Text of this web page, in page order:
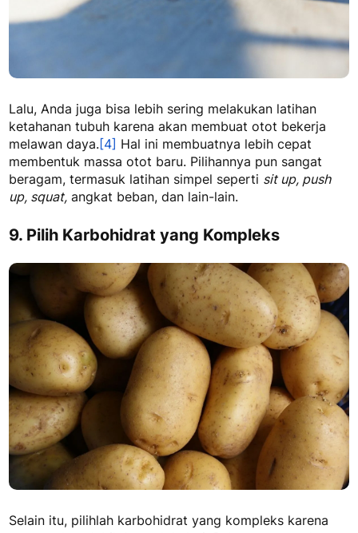
Lalu, Anda juga bisa lebih sering melakukan latihan
ketahanan tubuh karena akan membuat otot bekerja
melawan daya.[4] Hal ini membuatnya lebih cepat
membentuk massa otot baru. Pilihannya pun sangat
beragam, termasuk latihan simpel seperti sit up, push
up, squat, angkat beban, dan lain-lain.
9. Pilih Karbohidrat yang Kompleks
Selain itu, pilihlah karbohidrat yang kompleks karena